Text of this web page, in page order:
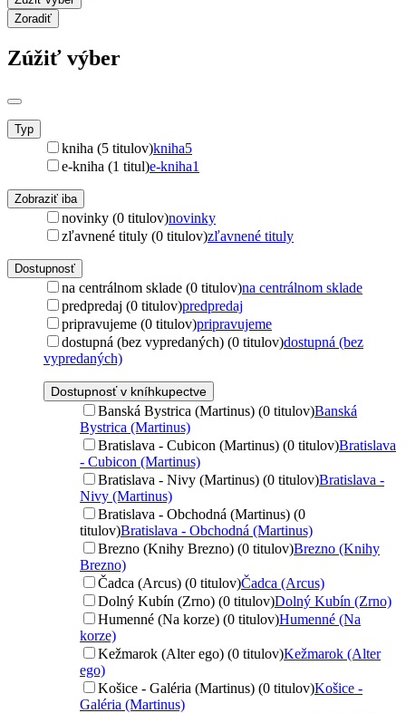
Zoradiť
Zúžiť výber
Typ
kniha (5 titulov)kniha5
e-kniha (1 titul)e-kniha1
Zobraziť iba
novinky (0 titulov)novinky
zľavnené tituly (0 titulov)zľavnené tituly
Dostupnosť
na centrálnom sklade (0 titulov)na centrálnom sklade
predpredaj (0 titulov)predpredaj
pripravujeme (0 titulov)pripravujeme
dostupná (bez vypredaných) (0 titulov)dostupná (bez
vypredaných)
Dostupnosť v kníhkupectve
Banská Bystrica (Martinus) (0 titulov)Banská
Bystrica (Martinus)
Bratislava - Cubicon (Martinus) (0 titulov)Bratislava
- Cubicon (Martinus)
Bratislava - Nivy (Martinus) (0 titulov)Bratislava -
Nivy (Martinus)
Bratislava - Obchodná (Martinus) (0
titulov)Bratislava - Obchodná (Martinus)
Brezno (Knihy Brezno) (0 titulov)Brezno (Knihy
Brezno)
Čadca (Arcus) (0 titulov)Čadca (Arcus)
Dolný Kubín (Zrno) (0 titulov)Dolný Kubín (Zrno)
Humenné (Na korze) (0 titulov)Humenné (Na
korze)
Kežmarok (Alter ego) (0 titulov)Kežmarok (Alter
ego)
Košice - Galéria (Martinus) (0 titulov)Košice -
Galéria (Martinus)